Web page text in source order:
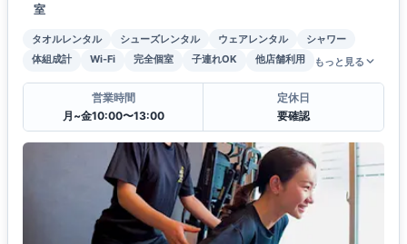
室
タオルレンタル シューズレンタル ウェアレンタル
シャワー
体組成計
Wi-Fi 完全個室 子連れOK 他店舗利用 もっと見る
営業時間
月~金10:00〜13:00
定休日
要確認